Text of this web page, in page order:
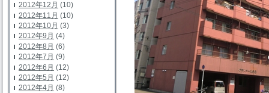
2012年12月 (10)
2012年11月 (10)
2012年10月 (3)
2012年9月 (4)
2012年8月 (6)
2012年7月 (9)
2012年6月 (12)
2012年5月 (12)
2012年4月 (8)